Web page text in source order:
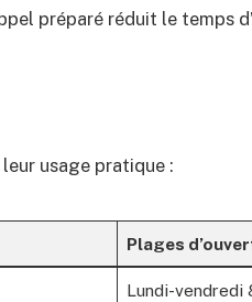
préparé réduit le temps
usage pratique :
Plages
Lundi-vendredi